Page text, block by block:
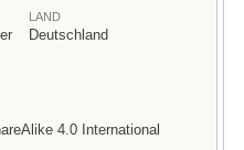
LAND
Deutschland
4.0 International